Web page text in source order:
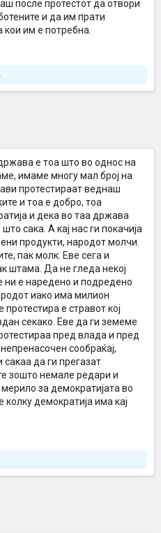
после протестот да отвори
и да им прати
им е потребна.
е тоа што во однос на
имаме многу мал број на
протестираат веднаш
и тоа е добро, тоа
и дека во таа држава
сака. А кај нас ги покачија
продукти, народот молчи.
пак молк. Еве сега и
штама. Да не гледа некој
ни е наредено и подредено
иако има милион
е стравот кој
секако. Еве да ги земеме
пред влада и пред
сообраќај,
сакаа да ги прегазат
зошто немале редари и
за демократијата во
демократија има кај